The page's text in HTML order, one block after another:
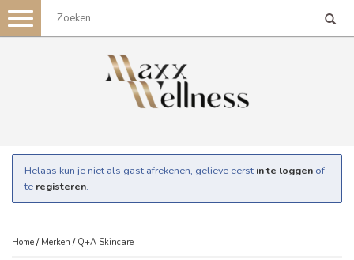
Toggle
navigation
Helaas kun je niet als gast afrekenen, gelieve eerst in te loggen of
te registeren.
Home / Merken / Q+A Skincare